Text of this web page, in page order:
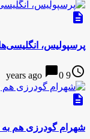
description
پرسپولیس، انگلیسی‌های دبی
access_time
9 years ago
chat_bubble0
description
شهرام گودرزی هم